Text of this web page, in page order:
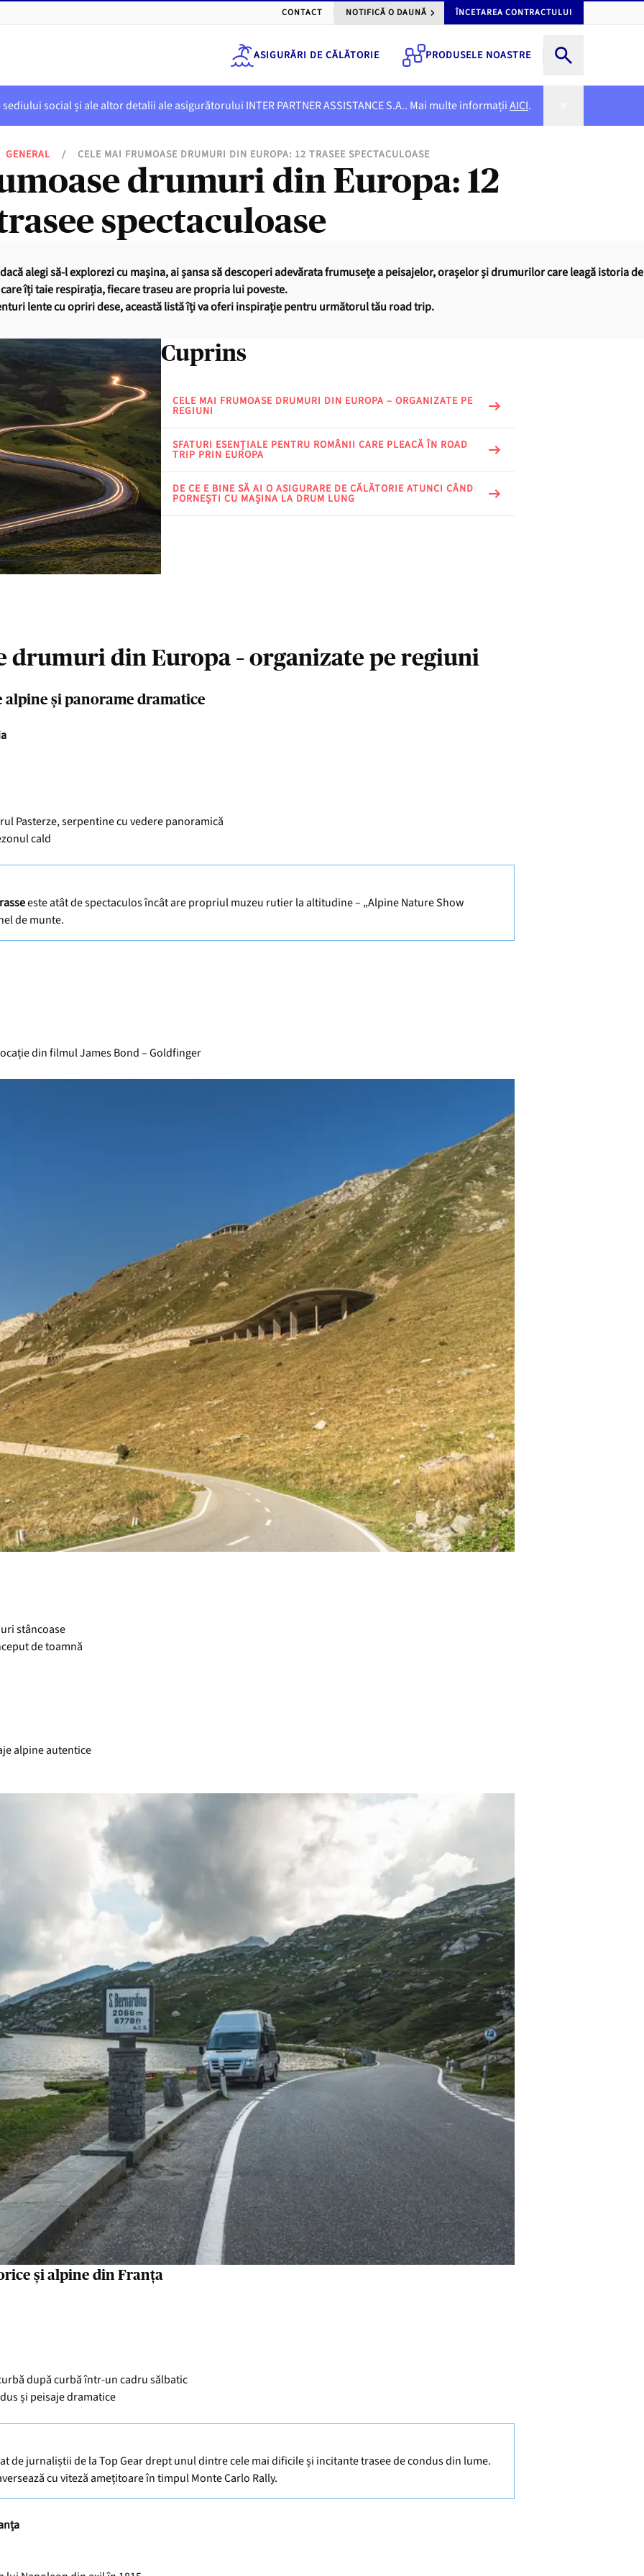
CONTACT NOTIFICĂ O DAUNĂ ÎNCETAREA CONTRACTULUI
ASIGURĂRI DE CĂLĂTORIE PRODUSELE NOASTRE
social și ale altor detalii ale asigurătorului INTER PARTNER ASSISTANCE S.A.. Mai multe informațiiAICI.
GENERAL / CELE MAI FRUMOASE DRUMURI DIN EUROPA: 12 TRASEE SPECTACULOASE
drumuri din Europa: 12
spectaculoase
alegi să-l explorezi cu mașina, ai șansa să descoperi adevărata frumusețe a peisajelor, orașelor și drumurilor care leagă istoria de
îți taie respirația, fiecare traseu are propria lui poveste.
lente cu opriri dese, această listă îți va oferi inspirație pentru următorul tău road trip.
Cuprins
CELE MAI FRUMOASE DRUMURI DIN EUROPA – ORGANIZATE PE
REGIUNI
SFATURI ESENȚIALE PENTRU ROMÂNII CARE PLEACĂ ÎN ROAD
TRIP PRIN EUROPA
DE CE E BINE SĂ AI O ASIGURARE DE CĂLĂTORIE ATUNCI CÂND
PORNEȘTI CU MAȘINA LA DRUM LUNG
drumuri din Europa – organizate pe regiuni
alpine și panorame dramatice
Pasterze, serpentine cu vedere panoramică
cald
este atât de spectaculos încât are propriul muzeu rutier la altitudine – „Alpine Nature Show
de munte.
din filmul James Bond – Goldfinger
stâncoase
de toamnă
alpine autentice
și alpine din Franța
după curbă într-un cadru sălbatic
și peisaje dramatice
de jurnaliștii de la Top Gear drept unul dintre cele mai dificile și incitante trasee de condus din lume.
cu viteză amețitoare în timpul Monte Carlo Rally.